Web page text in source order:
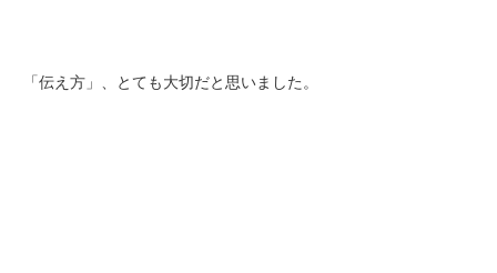
「伝え方」、とても大切だと思いました。